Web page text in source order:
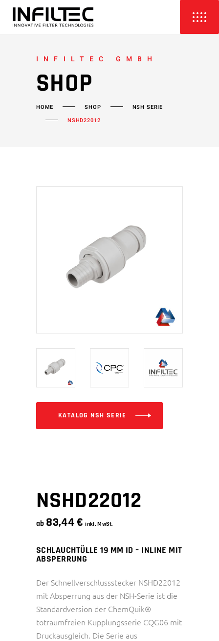
INFILTEC GMBH
SHOP
HOME SHOP
NSH SERIE
NSHD22012
KATALOG NSH SERIE
NSHD22012
ab 83,44€ inkl. MwSt.
SCHLAUCHTÜLLE 19 MM ID – INLINE MIT
ABSPERRUNG
Der Schnellverschlussstecker NSHD22012
mit Absperrung aus der NSH-Serie ist die
Standardversion der ChemQuik®
totraumfreien Kupplungsserie CQG06 mit
Druckausgleich. Die Serie aus